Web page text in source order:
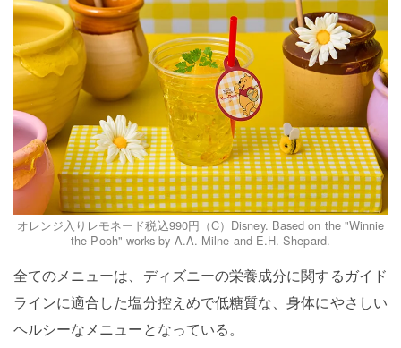
オレンジ入りレモネード税込990円（C）Disney. Based on the "Winnie
the Pooh" works by A.A. Milne and E.H. Shepard.
全てのメニューは、ディズニーの栄養成分に関するガイド
ラインに適合した塩分控えめで低糖質な、身体にやさしい
ヘルシーなメニューとなっている。